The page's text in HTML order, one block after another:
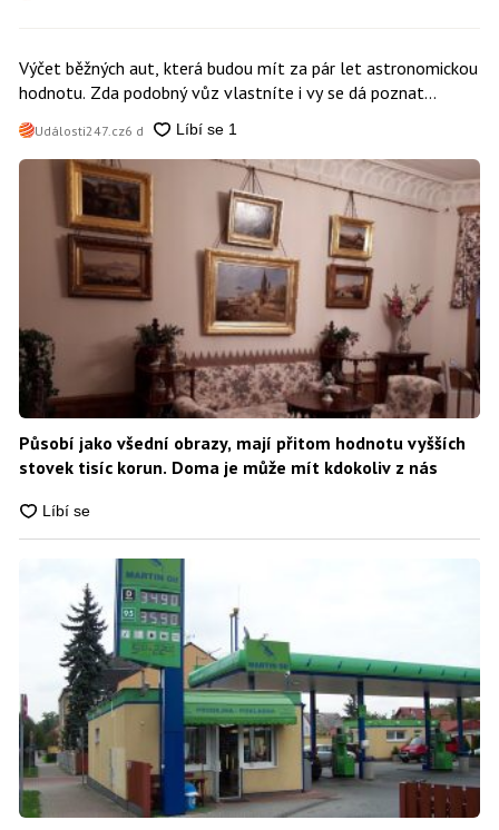
Výčet běžných aut, která budou mít za pár let astronomickou
hodnotu. Zda podobný vůz vlastníte i vy se dá poznat
snadno
Události247.cz6 d
Působí jako všední obrazy, mají přitom hodnotu vyšších
stovek tisíc korun. Doma je může mít kdokoliv z nás